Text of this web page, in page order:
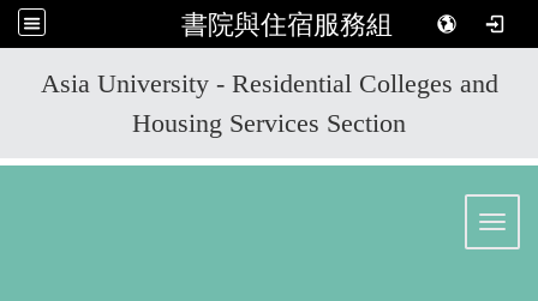
書院與住宿服務組
Asia University - Residential Colleges and
Housing Services Section